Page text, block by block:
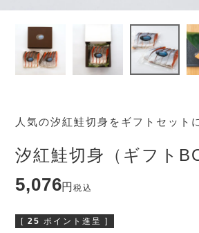
人気の汐紅鮭切身をギフトセット
汐紅鮭切身（ギフト
5,076 税込
[ 25 ポイント進呈 ]